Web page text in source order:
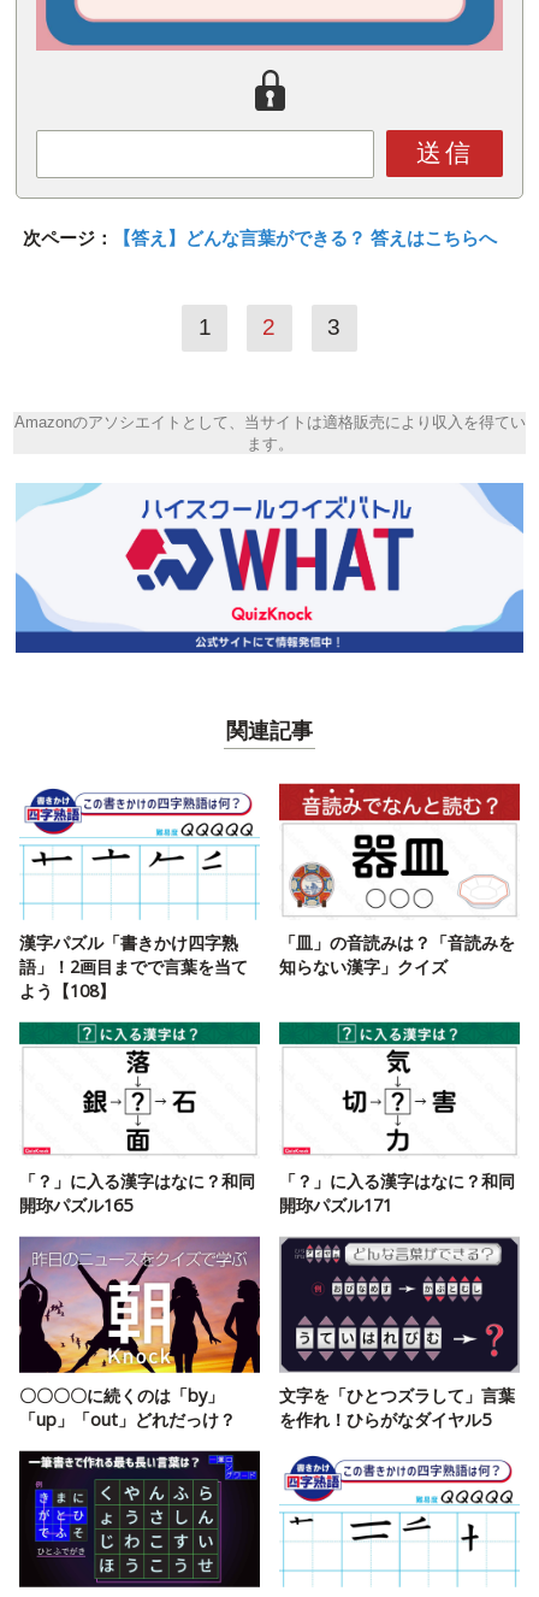
送信
次ページ： 【答え】どんな言葉ができる？ 答えはこちらへ
1 2 3
Amazonのアソシエイトとして、当サイトは適格販売により収入を得てい
ます。
関連記事
漢字パズル「書きかけ四字熟
語」！2画目までで言葉を当て
よう【108】
「皿」の音読みは？「音読みを
知らない漢字」クイズ
「？」に入る漢字はなに？和同
開珎パズル165
「？」に入る漢字はなに？和同
開珎パズル171
〇〇〇〇に続くのは「by」
「up」「out」どれだっけ？
文字を「ひとつズラして」言葉
を作れ！ひらがなダイヤル5